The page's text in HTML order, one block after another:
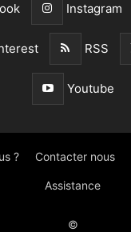
Instagram
RSS
Youtube
? Contacter nous
Assistance
©